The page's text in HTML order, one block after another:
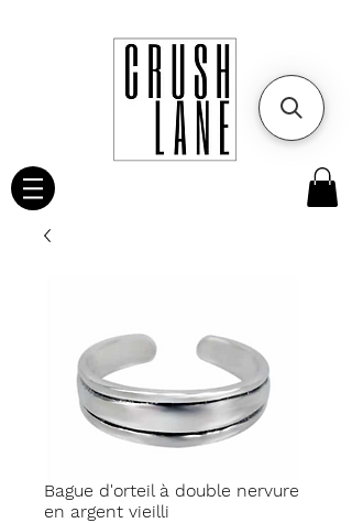
Bague d'orteil à double nervure
en argent vieilli